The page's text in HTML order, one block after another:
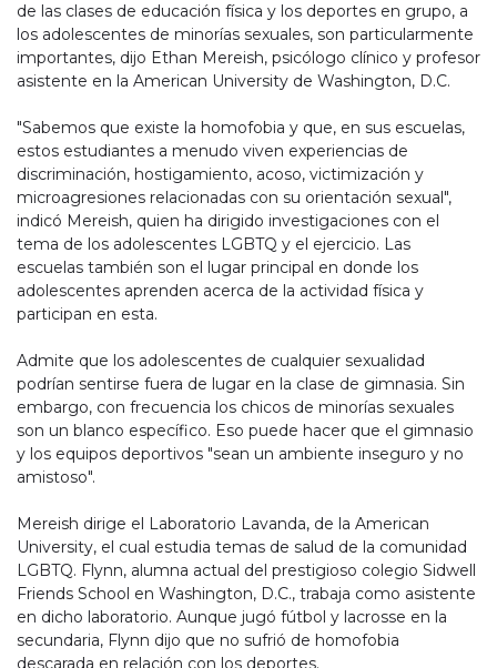
de las clases de educación física y los deportes en grupo, a
los adolescentes de minorías sexuales, son particularmente
importantes, dijo Ethan Mereish, psicólogo clínico y profesor
asistente en la American University de Washington, D.C.
"Sabemos que existe la homofobia y que, en sus escuelas,
estos estudiantes a menudo viven experiencias de
discriminación, hostigamiento, acoso, victimización y
microagresiones relacionadas con su orientación sexual",
indicó Mereish, quien ha dirigido investigaciones con el
tema de los adolescentes LGBTQ y el ejercicio. Las
escuelas también son el lugar principal en donde los
adolescentes aprenden acerca de la actividad física y
participan en esta.
Admite que los adolescentes de cualquier sexualidad
podrían sentirse fuera de lugar en la clase de gimnasia. Sin
embargo, con frecuencia los chicos de minorías sexuales
son un blanco específico. Eso puede hacer que el gimnasio
y los equipos deportivos "sean un ambiente inseguro y no
amistoso".
Mereish dirige el Laboratorio Lavanda, de la American
University, el cual estudia temas de salud de la comunidad
LGBTQ. Flynn, alumna actual del prestigioso colegio Sidwell
Friends School en Washington, D.C., trabaja como asistente
en dicho laboratorio. Aunque jugó fútbol y lacrosse en la
secundaria, Flynn dijo que no sufrió de homofobia
descarada en relación con los deportes.